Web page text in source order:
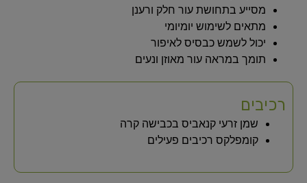
מסייע בתחושת עור חלק ורענן
מתאים לשימוש יומיומי
יכול לשמש כבסיס לאיפור
תומך במראה עור מאוזן ונעים
רכיבים
שמן זרעי קנאביס בכבישה קרה
קומפלקס רכיבים פעילים